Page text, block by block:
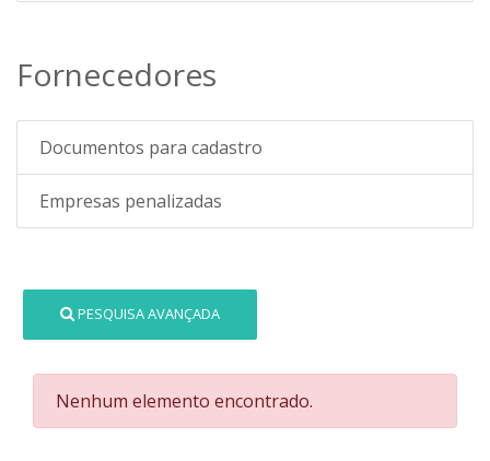
Fornecedores
Documentos para cadastro
Empresas penalizadas
PESQUISA AVANÇADA
Nenhum elemento encontrado.